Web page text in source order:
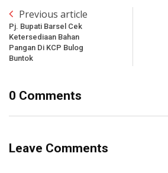
Previous article
Pj. Bupati Barsel Cek
Ketersediaan Bahan
Pangan Di KCP Bulog
Buntok
0 Comments
Leave Comments